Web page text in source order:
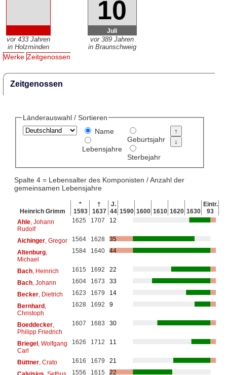
vor 433 Jahren
in Holzminden
10
Juli
vor 389 Jahren
in Braunschweig
Werke Zeitgenossen
Zeitgenossen
Länderauswahl / Sortieren
Name
Lebensjahre
Geburtsjahr
Sterbejahr
Spalte 4 = Lebensalter des Komponisten / Anzahl der
gemeinsamen Lebensjahre
Heinrich Grimm
*
1593
†
1637
J.
44 1590 1600 1610 1620 1630
Eintr.
93
Ahle, Johann
Rudolf
1625 1707 12
Aichinger, Gregor 1564 1628
35
Altenburg,
Michael
1584 1640 44
Bach, Heinrich 1615 1692
22
Bach, Johann 1604 1673
33
Becker, Dietrich 1623 1679
14
Bernhard,
Christoph
1628 1692 9
Boeddecker,
Philipp Friedrich
1607 1683 30
Briegel, Wolfgang
Carl
1626 1712 11
Büttner, Crato 1616 1679
21
1556 1615
22